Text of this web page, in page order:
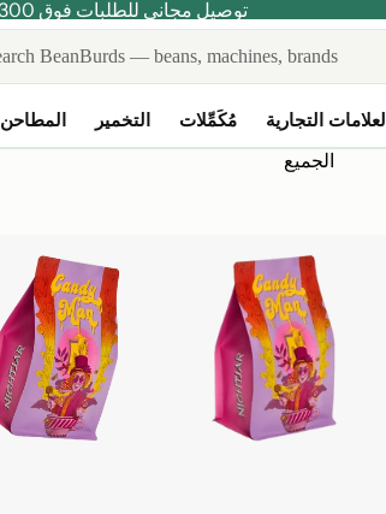
توصيل مجاني للطلبات فوق 300 درهم إماراتي
المطاحن التخمير مُكَمِّلات العلامات التجارية
الجميع